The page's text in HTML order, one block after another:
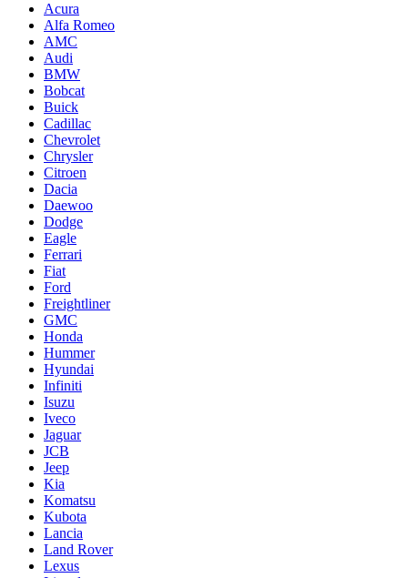
Acura
Alfa Romeo
AMC
Audi
BMW
Bobcat
Buick
Cadillac
Chevrolet
Chrysler
Citroen
Dacia
Daewoo
Dodge
Eagle
Ferrari
Fiat
Ford
Freightliner
GMC
Honda
Hummer
Hyundai
Infiniti
Isuzu
Iveco
Jaguar
JCB
Jeep
Kia
Komatsu
Kubota
Lancia
Land Rover
Lexus